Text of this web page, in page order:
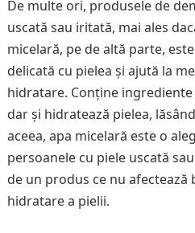
De multe ori, produsele de
uscată sau iritată, mai ales
micelară, pe de altă parte,
delicată cu pielea și ajută la
hidratare. Conține
dar și hidratează pielea,
aceea, apa micelară este o
persoanele cu piele uscată
de un produs ce nu afectează
hidratare a pielii.